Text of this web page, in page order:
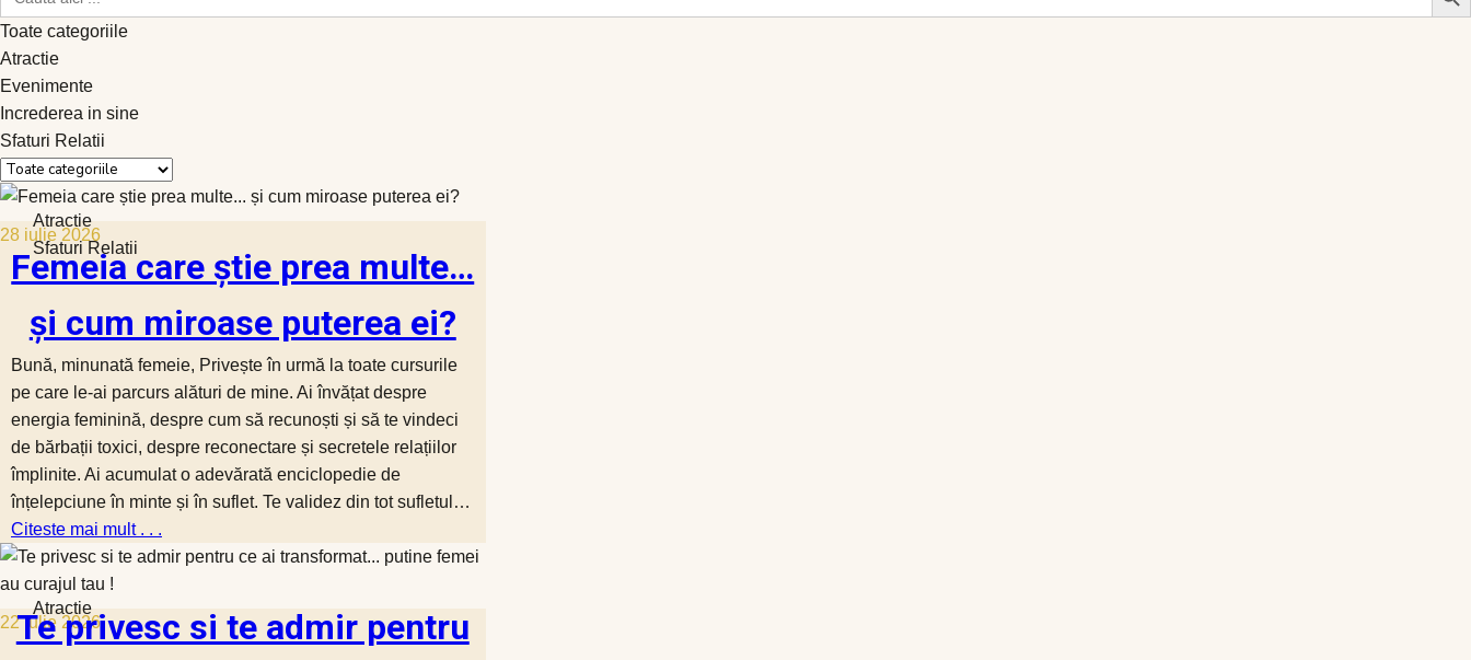
Toate categoriile
Atractie
Evenimente
Increderea in sine
Sfaturi Relatii
28 iulie 2026
Atractie
Sfaturi Relatii
Femeia care știe prea multe…
și cum miroase puterea ei?
Bună, minunată femeie, Privește în urmă la toate cursurile
pe care le-ai parcurs alături de mine. Ai învățat despre
energia feminină, despre cum să recunoști și să te vindeci
de bărbații toxici, despre reconectare și secretele relațiilor
împlinite. Ai acumulat o adevărată enciclopedie de
înțelepciune în minte și în suflet. Te validez din tot sufletul…
Citeste mai mult . . .
22 iulie 2026
Atractie
Te privesc si te admir pentru